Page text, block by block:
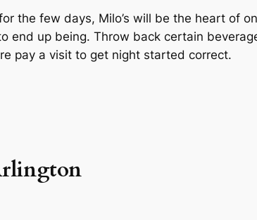
few days, Milo’s will be the heart of
end up being. Throw back certain
pay a visit to get night started correct.